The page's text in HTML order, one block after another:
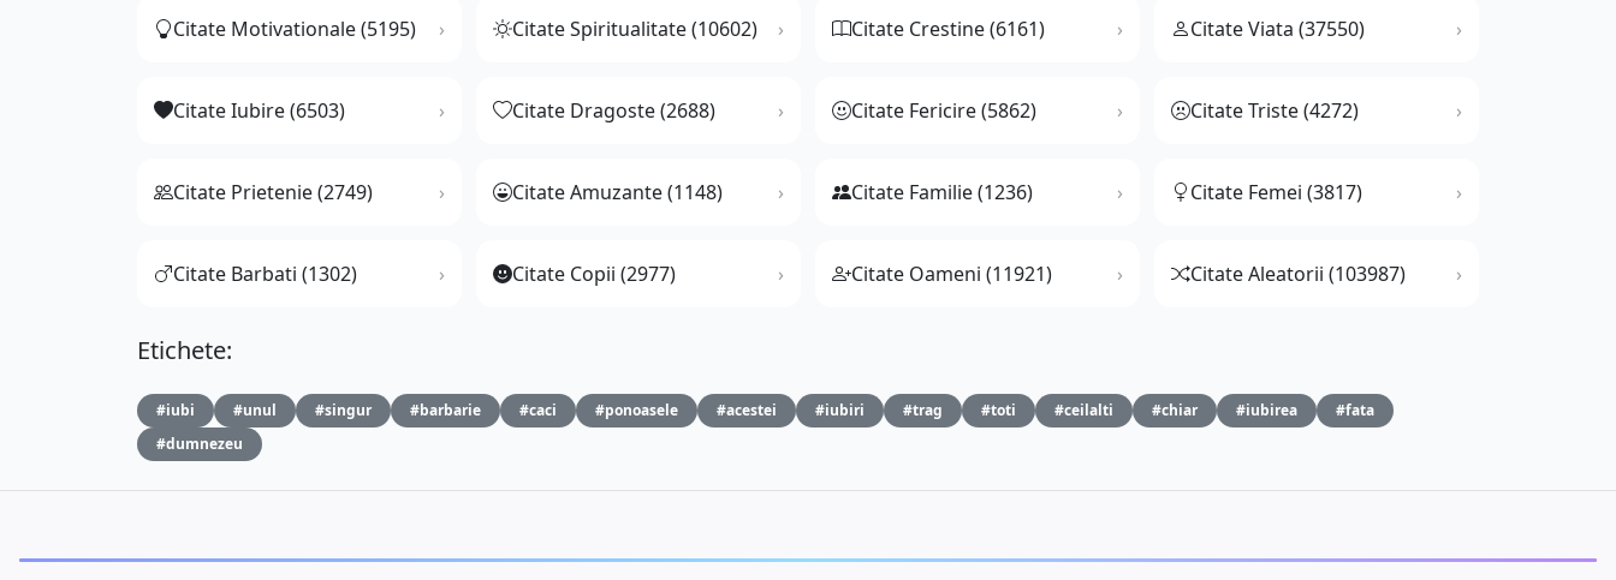
Citate Motivationale (5195) Citate Spiritualitate (10602) Citate Crestine (6161) Citate Viata (37550)
Citate Iubire (6503) Citate Dragoste (2688) Citate Fericire (5862) Citate Triste (4272)
Citate Prietenie (2749) Citate Amuzante (1148) Citate Familie (1236) Citate Femei (3817)
Citate Barbati (1302) Citate Copii (2977) Citate Oameni (11921) Citate Aleatorii (103987)
Etichete:
#iubi #unul #singur #barbarie #caci #ponoasele #acestei #iubiri #trag #toti #ceilalti #chiar #iubirea
#fata
#dumnezeu